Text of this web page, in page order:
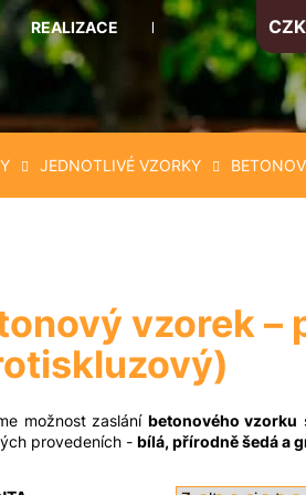
REALIZACE KONTAKT NA
CZK
JEDNOTLIVÉ VZORKY
vzorek –
možnost zaslání betonového vzorku
provedeních - bílá, přírodně šedá a